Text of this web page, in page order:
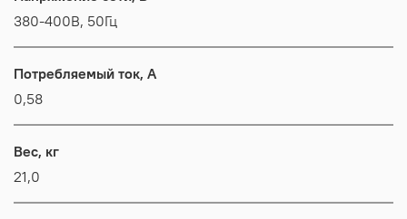
380-400В, 50Гц
Потребляемый ток, А
0,58
Вес, кг
21,0